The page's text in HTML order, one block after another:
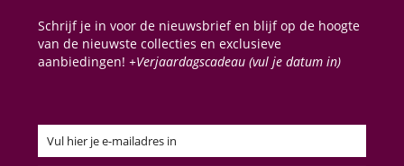
Schrijf je in voor de nieuwsbrief en blijf op de hoogte
van de nieuwste collecties en exclusieve
aanbiedingen!+Verjaardagscadeau (vul je datum in)
Email
Vul hier je e-mailadres in